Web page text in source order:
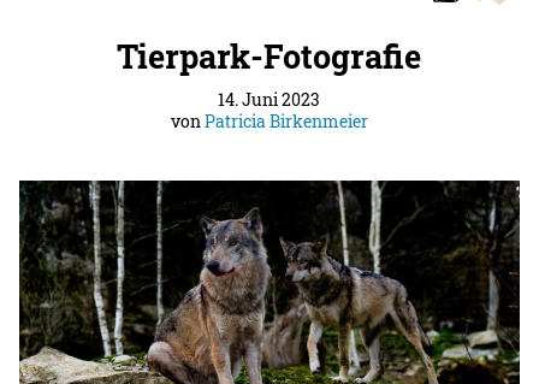
Tierpark-Fotografie
14. Juni 2023
vonPatricia Birkenmeier